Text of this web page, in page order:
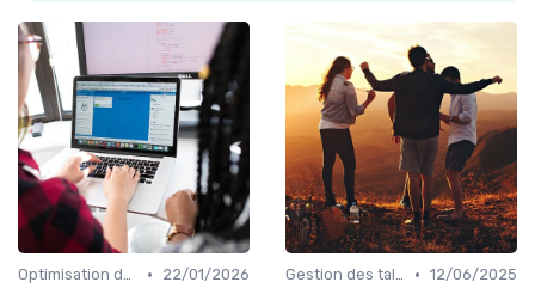
Optimisation des infrastructures IT •
22/01/2026
Gestion des talents IT • 12/06/2025